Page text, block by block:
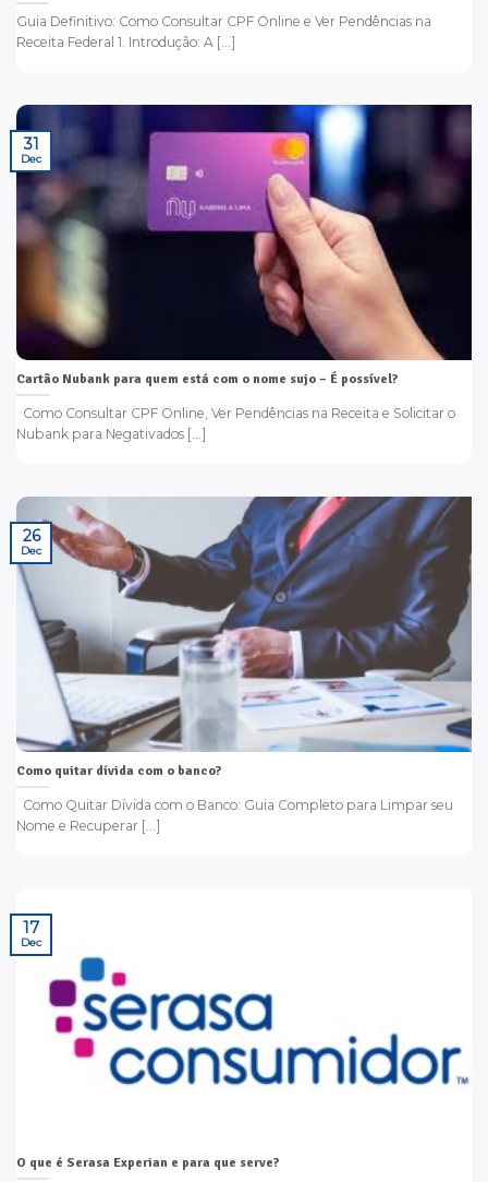
Guia Definitivo: Como Consultar CPF Online e Ver Pendências na
Receita Federal 1. Introdução: A [...]
Cartão Nubank para quem está com o nome sujo – É possível?
Como Consultar CPF Online, Ver Pendências na Receita e Solicitar o
Nubank para Negativados [...]
31
Dec
Como quitar dívida com o banco?
Como Quitar Dívida com o Banco: Guia Completo para Limpar seu
Nome e Recuperar [...]
26
Dec
O que é Serasa Experian e para que serve?
17
Dec